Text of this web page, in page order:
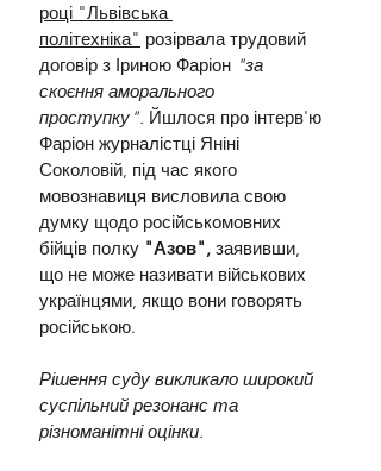
році "Львівська
політехніка" розірвала трудовий
договір з Іриною Фаріон "за
скоєння аморального
проступку". Йшлося про інтерв'ю
Фаріон журналістці Яніні
Соколовій, під час якого
мовознавиця висловила свою
думку щодо російськомовних
бійців полку "Азов", заявивши,
що не може називати військових
українцями, якщо вони говорять
російською.
Рішення суду викликало широкий
суспільний резонанс та
різноманітні оцінки.